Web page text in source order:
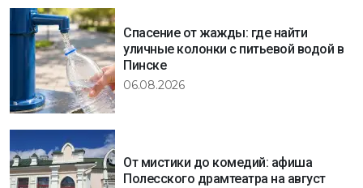
Спасение от жажды: где найти
уличные колонки с питьевой водой в
Пинске
06.08.2026
От мистики до комедий: афиша
Полесского драмтеатра на август